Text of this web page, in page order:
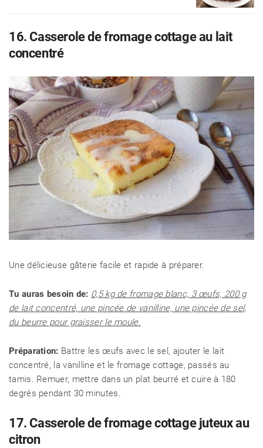
16. Casserole de fromage cottage au lait
concentré
Une délicieuse gâterie facile et rapide à préparer.
Tu auras besoin de: 0,5 kg de fromage blanc, 3 œufs, 200 g
de lait concentré, une pincée de vanilline, une pincée de sel,
du beurre pour graisser le moule.
Préparation: Battre les œufs avec le sel, ajouter le lait
concentré, la vanilline et le fromage cottage, passés au
tamis. Remuer, mettre dans un plat beurré et cuire à 180
degrés pendant 30 minutes.
17. Casserole de fromage cottage juteux au
citron